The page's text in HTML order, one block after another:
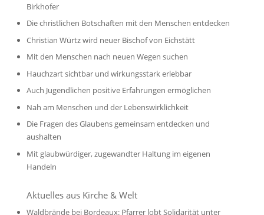
Birkhofer
Die christlichen Botschaften mit den Menschen entdecken
Christian Würtz wird neuer Bischof von Eichstätt
Mit den Menschen nach neuen Wegen suchen
Hauchzart sichtbar und wirkungsstark erlebbar
Auch Jugendlichen positive Erfahrungen ermöglichen
Nah am Menschen und der Lebenswirklichkeit
Die Fragen des Glaubens gemeinsam entdecken und
aushalten
Mit glaubwürdiger, zugewandter Haltung im eigenen
Handeln
Aktuelles aus Kirche & Welt
Waldbrände bei Bordeaux: Pfarrer lobt Solidarität unter